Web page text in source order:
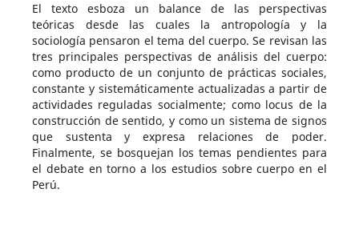
El texto esboza un balance de las perspectivas
teóricas desde las cuales la antropología y la
sociología pensaron el tema del cuerpo. Se revisan las
tres principales perspectivas de análisis del cuerpo:
como producto de un conjunto de prácticas sociales,
constante y sistemáticamente actualizadas a partir de
actividades reguladas socialmente; como locus de la
construcción de sentido, y como un sistema de signos
que sustenta y expresa relaciones de poder.
Finalmente, se bosquejan los temas pendientes para
el debate en torno a los estudios sobre cuerpo en el
Perú.